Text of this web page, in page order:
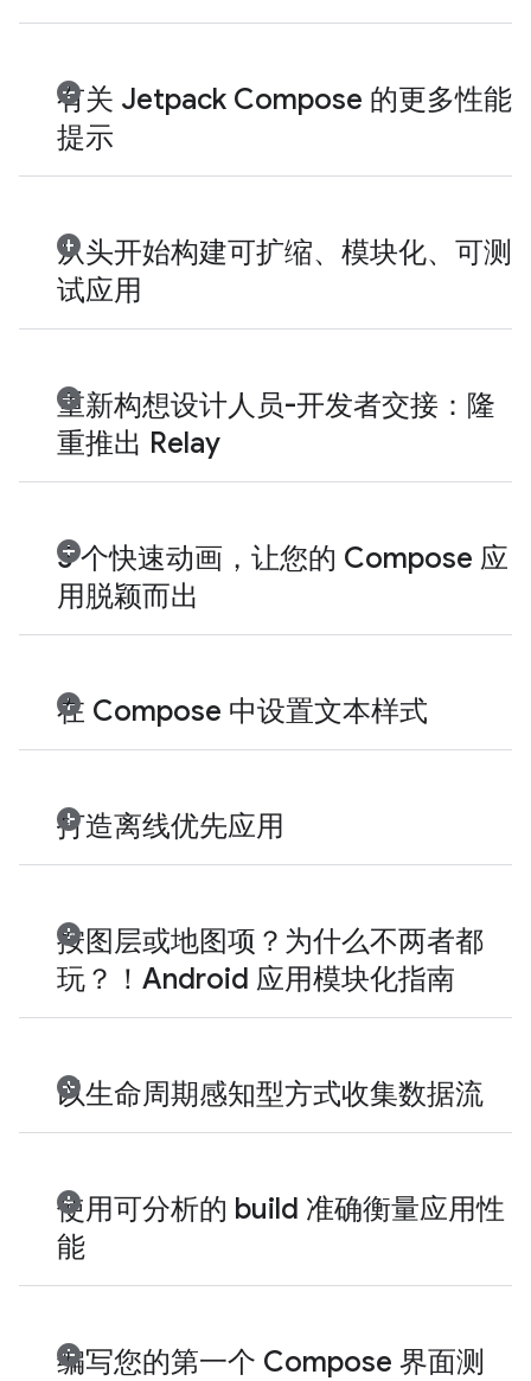
有关 Jetpack Compose 的更多性能
提示
从头开始构建可扩缩、模块化、可测
试应用
重新构想设计人员-开发者交接：隆
重推出 Relay
5 个快速动画，让您的 Compose 应
用脱颖而出
在 Compose 中设置文本样式
打造离线优先应用
按图层或地图项？为什么不两者都
玩？！Android 应用模块化指南
以生命周期感知型方式收集数据流
使用可分析的 build 准确衡量应用性
能
编写您的第一个 Compose 界面测